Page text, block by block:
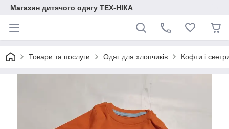
Магазин дитячого одягу ТЕХ-НІКА
Товари та послуги Одяг для хлопчиків Кофти і